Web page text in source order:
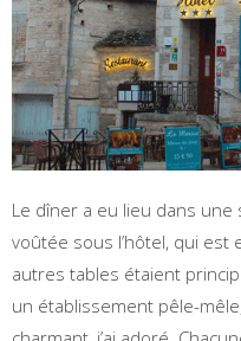
Le dîner a eu lieu dans une
voûtée sous l’hôtel, qui
autres tables étaient
un établissement pêle-